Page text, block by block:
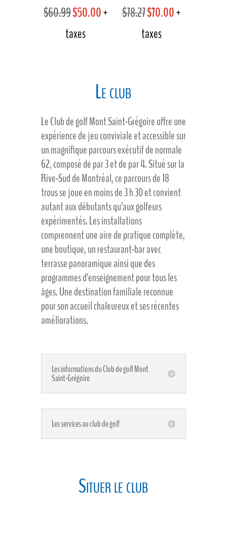
$60.99Le
prix
$60.99.
$50.00Le
$50.00.
+
taxes
$78.27Le
prix
$70.00Le
+
taxes
Le club
Le Club de golf Mont Saint-Grégoire offre une
expérience de jeu conviviale et accessible sur
un magnifique parcours exécutif de normale
62, composé de par 3 et de par 4. Situé sur la
Rive-Sud de Montréal, ce parcours de 18
trous se joue en moins de 3 h 30 et convient
autant aux débutants qu’aux golfeurs
expérimentés. Les installations
comprennent une aire de pratique complète,
une boutique, un restaurant-bar avec
terrasse panoramique ainsi que des
programmes d’enseignement pour tous les
âges. Une destination familiale reconnue
pour son accueil chaleureux et ses récentes
améliorations.
Les informations du Club de golf Mont
Saint-Grégoire
Les services au club de golf
Situer le club